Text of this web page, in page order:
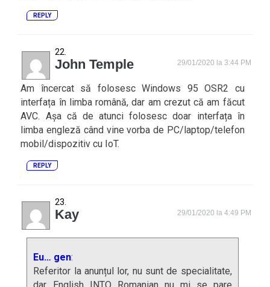
REPLY
John Temple 29/01/2020 la 3:44 PM
Am încercat să folosesc Windows 95 OSR2 cu
interfața în limba română, dar am crezut că am făcut
AVC. Așa că de atunci folosesc doar interfața în
limba engleză când vine vorba de PC/laptop/telefon
mobil/dispozitiv cu IoT.
REPLY
Kay 29/01/2020 la 4:49 PM
Eu… gen:
Referitor la anunțul lor, nu sunt de specialitate,